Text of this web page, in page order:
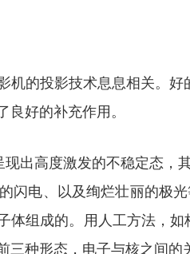
的投影技术息息相关。
好的补充作用。
出高度激发的不稳定态
闪电、以及绚烂壮丽的极
体组成的。用人工方法，
种形态，电子与核之间